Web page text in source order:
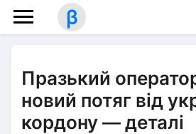
β
Празький
новий потяг від
кордону — деталі